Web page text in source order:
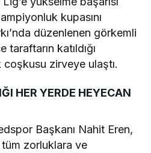
kupasını
düzenlenen görkemli
katıldığı
zirveye ulaştı.
HER YERDE HEYECAN
Başkanı Nahit Eren,
tüm zorluklara ve